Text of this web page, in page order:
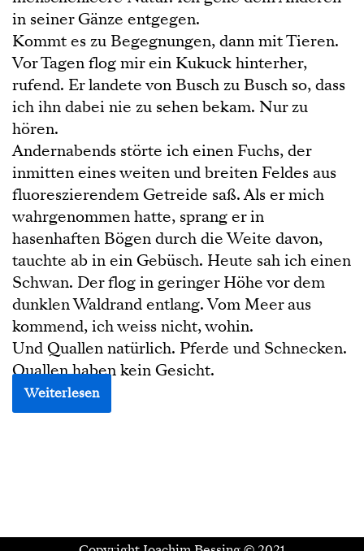
in seiner Gänze entgegen.
Kommt es zu Begegnungen, dann mit Tieren.
Vor Tagen flog mir ein Kukuck hinterher,
rufend. Er landete von Busch zu Busch so, dass
ich ihn dabei nie zu sehen bekam. Nur zu
hören.
Andernabends störte ich einen Fuchs, der
inmitten eines weiten und breiten Feldes aus
fluoreszierendem Getreide saß. Als er mich
wahrgenommen hatte, sprang er in
hasenhaften Bögen durch die Weite davon,
tauchte ab in ein Gebüsch. Heute sah ich einen
Schwan. Der flog in geringer Höhe vor dem
dunklen Waldrand entlang. Vom Meer aus
kommend, ich weiss nicht, wohin.
Und Quallen natürlich. Pferde und Schnecken.
Quallen haben kein Gesicht.
Weiterlesen